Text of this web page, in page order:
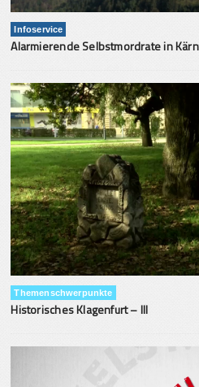
Infoservice
Alarmierende Selbstmordrate in
Themenschwerpunkte
Historisches Klagenfurt – III